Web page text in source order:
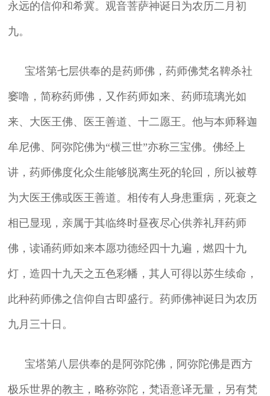
永远的信仰和希冀。观音菩萨神诞日为农历二月初
九。
宝塔第七层供奉的是药师佛，药师佛梵名鞞杀社
窭噜，简称药师佛，又作药师如来、药师琉璃光如
来、大医王佛、医王善道、十二愿王。他与本师释迦
牟尼佛、阿弥陀佛为“横三世”亦称三宝佛。佛经上
讲，药师佛度化众生能够脱离生死的轮回，所以被尊
为大医王佛或医王善道。相传有人身患重病，死衰之
相已显现，亲属于其临终时昼夜尽心供养礼拜药师
佛，读诵药师如来本愿功德经四十九遍，燃四十九
灯，造四十九天之五色彩幡，其人可得以苏生续命，
此种药师佛之信仰自古即盛行。药师佛神诞日为农历
九月三十日。
宝塔第八层供奉的是阿弥陀佛，阿弥陀佛是西方
极乐世界的教主，略称弥陀，梵语意译无量，另有梵